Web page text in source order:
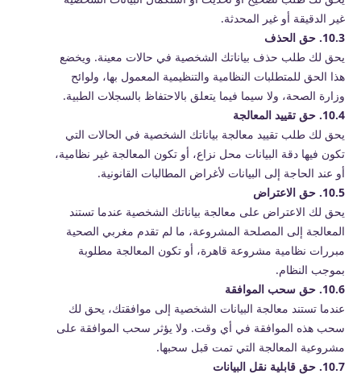
غير الدقيقة أو غير المحدثة.
10.3. حق الحذف
يحق لك طلب حذف بياناتك الشخصية في حالات معينة. ويخضع
هذا الحق للمتطلبات النظامية والتنظيمية المعمول بها، ولوائح
وزارة الصحة، ولا سيما فيما يتعلق بالاحتفاظ بالسجلات الطبية.
10.4. حق تقييد المعالجة
يحق لك طلب تقييد معالجة بياناتك الشخصية في الحالات التي
تكون فيها دقة البيانات محل نزاع، أو تكون المعالجة غير نظامية،
أو عند الحاجة إلى البيانات لأغراض المطالبات القانونية.
10.5. حق الاعتراض
يحق لك الاعتراض على معالجة بياناتك الشخصية عندما تستند
المعالجة إلى المصلحة المشروعة، ما لم تقدم مغربي الصحية
مبررات نظامية مشروعة قاهرة، أو تكون المعالجة مطلوبة
بموجب النظام.
10.6. حق سحب الموافقة
عندما تستند معالجة البيانات الشخصية إلى موافقتك، يحق لك
سحب هذه الموافقة في أي وقت. ولا يؤثر سحب الموافقة على
مشروعية المعالجة التي تمت قبل سحبها.
10.7. حق قابلية نقل البيانات